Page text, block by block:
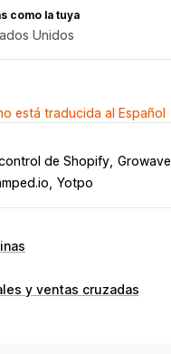
como la tuya
Unidos
está traducida al Español
de Shopify Growave
Yotpo
y ventas cruzadas